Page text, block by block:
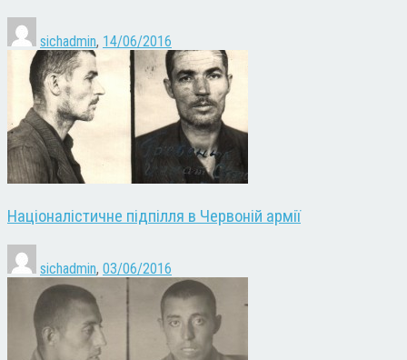
sichadmin, 14/06/2016
Націоналістичне підпілля в Червоній армії
sichadmin, 03/06/2016